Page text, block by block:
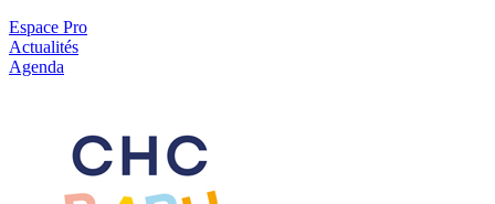
Espace Pro
Actualités
Agenda